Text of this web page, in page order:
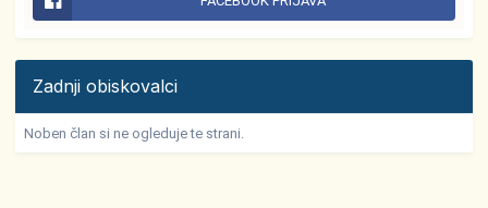
Zadnji obiskovalci
Noben član si ne ogleduje te strani.